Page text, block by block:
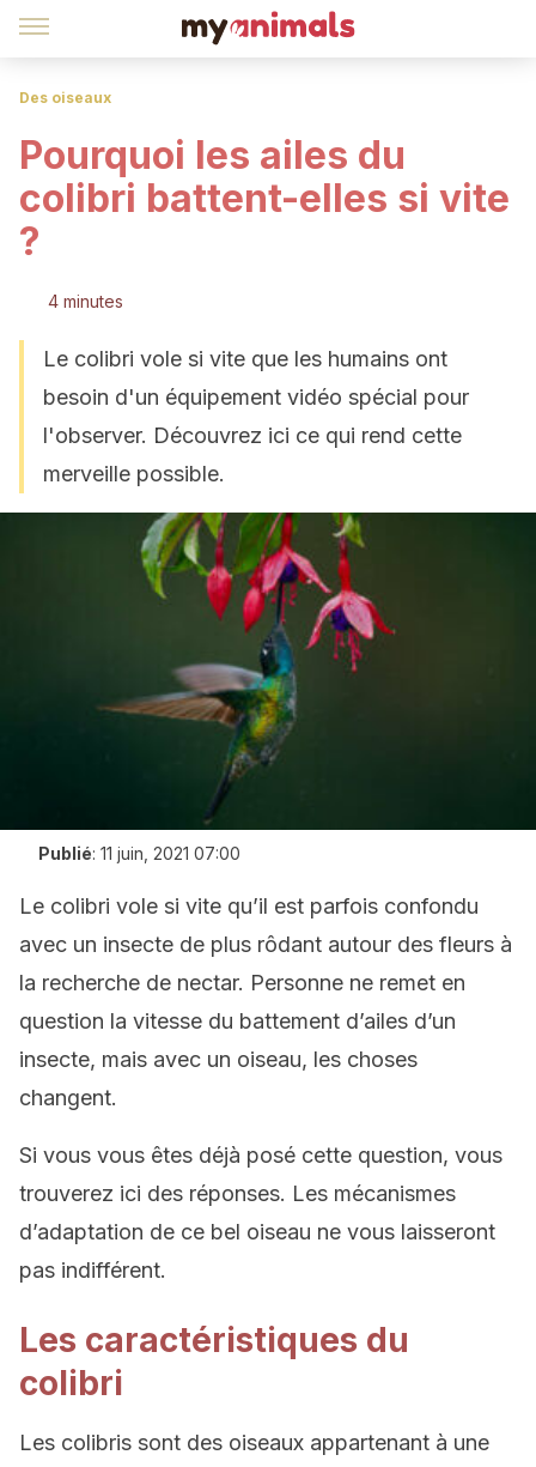
Des oiseaux
Pourquoi les ailes du
colibri battent-elles si vite
?
4 minutes
Le colibri vole si vite que les humains ont
besoin d'un équipement vidéo spécial pour
l'observer. Découvrez ici ce qui rend cette
merveille possible.
Publié: 11 juin, 2021 07:00
Le colibri vole si vite qu’il est parfois confondu
avec un insecte de plus rôdant autour des fleurs à
la recherche de nectar. Personne ne remet en
question la vitesse du battement d’ailes d’un
insecte, mais avec un oiseau, les choses
changent.
Si vous vous êtes déjà posé cette question, vous
trouverez ici des réponses. Les mécanismes
d’adaptation de ce bel oiseau ne vous laisseront
pas indifférent.
Les caractéristiques du
colibri
Les colibris sont des oiseaux appartenant à une